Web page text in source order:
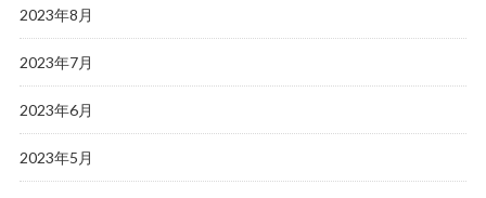
2023年8月
2023年7月
2023年6月
2023年5月